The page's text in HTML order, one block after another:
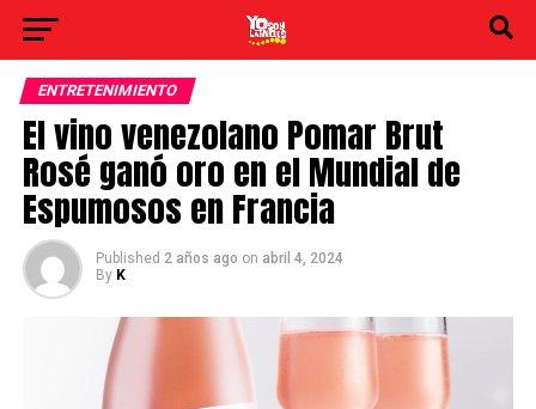
ENTRETENIMIENTO
El vino venezolano Pomar Brut
Rosé ganó oro en el Mundial de
Espumosos en Francia
Published 2 años ago on abril 4, 2024
By K